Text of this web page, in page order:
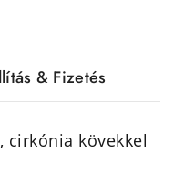
& Fizetés
cirkónia kövekkel